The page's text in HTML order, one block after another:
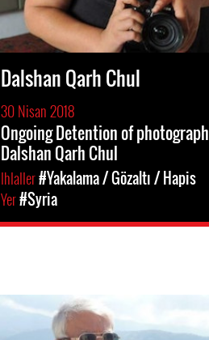
Dalshan Qarh Chul
30 Nisan 2018
Ongoing Detention of
Dalshan Qarh Chul
Ihlaller#Yakalama / Gözaltı / Hapis
Yer#Syria